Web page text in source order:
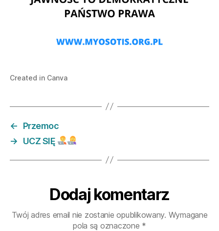
Created in Canva
←
Przemoc
→
UCZ SIĘ
Dodaj komentarz
Twój adres email nie zostanie opublikowany. Wymagane
pola są oznaczone *